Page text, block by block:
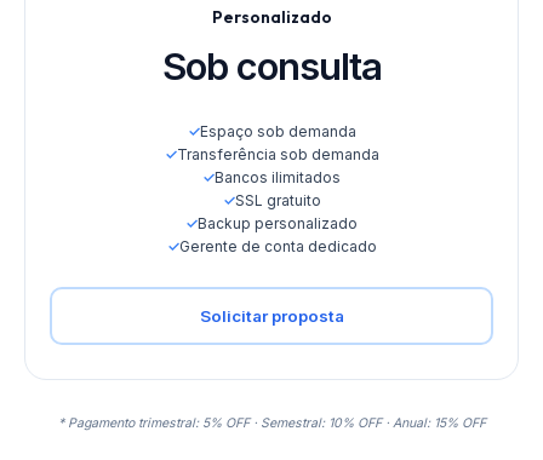
Personalizado
Sob consulta
✓Espaço sob demanda
✓Transferência sob demanda
✓Bancos ilimitados
✓SSL gratuito
✓Backup personalizado
✓Gerente de conta dedicado
Solicitar proposta
* Pagamento trimestral: 5% OFF · Semestral: 10% OFF · Anual: 15% OFF